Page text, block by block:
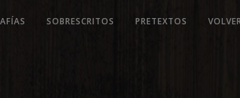
SOBRESCRITOS PRETEXTOS